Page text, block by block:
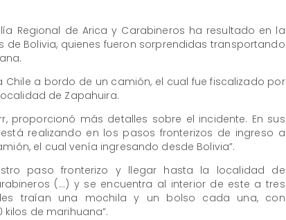
Regional de Arica y Carabineros ha resultado en la
de Bolivia, quienes fueron sorprendidas transportando
Chile a bordo de un camión, el cual fue fiscalizado por
de Zapahuira.
proporcionó más detalles sobre el incidente. En sus
realizando en los pasos fronterizos de ingreso a
el cual venía ingresando desde Bolivia”.
paso fronterizo y llegar hasta la localidad de
(...) y se encuentra al interior de este a tres
traían una mochila y un bolso cada una, con
de marihuana”.